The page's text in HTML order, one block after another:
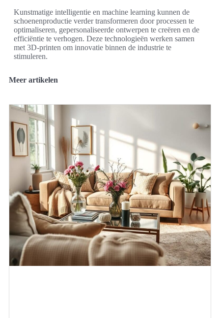
Kunstmatige intelligentie en machine learning kunnen de
schoenenproductie verder transformeren door processen te
optimaliseren, gepersonaliseerde ontwerpen te creëren en de
efficiëntie te verhogen. Deze technologieën werken samen
met 3D-printen om innovatie binnen de industrie te
stimuleren.
Meer artikelen